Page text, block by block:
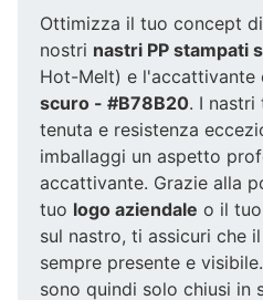
Ottimizza il tuo concept
nostri nastri PP stampati
Hot-Melt) e l'accattivante
scuro - #B78B20. I
tenuta e resistenza
imballaggi un aspetto
accattivante. Grazie alla
tuo logo aziendale o il
sul nastro, ti assicuri che
sempre presente e
sono quindi solo chiusi in